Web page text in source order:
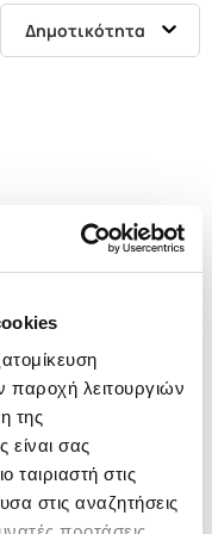
παροχή λειτουργιών
της
είναι σας
στις
στις αναζητήσεις
Δημοτικότητα